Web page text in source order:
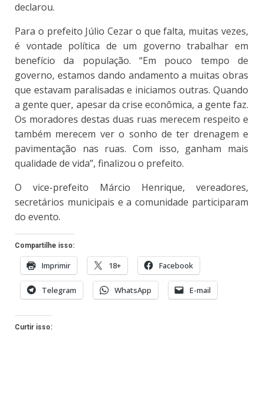
declarou.
Para o prefeito Júlio Cezar o que falta, muitas vezes,
é vontade política de um governo trabalhar em
benefício da população. “Em pouco tempo de
governo, estamos dando andamento a muitas obras
que estavam paralisadas e iniciamos outras. Quando
a gente quer, apesar da crise econômica, a gente faz.
Os moradores destas duas ruas merecem respeito e
também merecem ver o sonho de ter drenagem e
pavimentação nas ruas. Com isso, ganham mais
qualidade de vida”, finalizou o prefeito.
O vice-prefeito Márcio Henrique, vereadores,
secretários municipais e a comunidade participaram
do evento.
Compartilhe isso:
Imprimir 18+ Facebook
Telegram WhatsApp E-mail
Curtir isso: